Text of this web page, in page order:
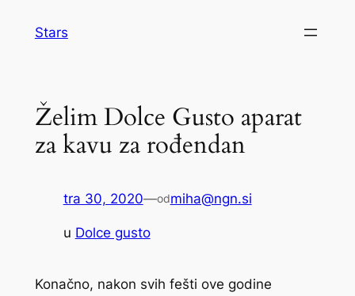
Stars
Želim Dolce Gusto aparat
za kavu za rođendan
tra 30, 2020—odmiha@ngn.si
u Dolce gusto
Konačno, nakon svih fešti ove godine